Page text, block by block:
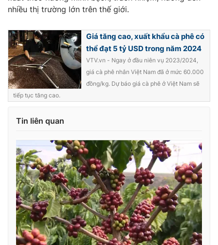
Ðiện thoại Thời báo VTV: 024.66 897 897
Liên hệ quảng cáo:024-7300.7108
® Cấm sao chép dưới mọi hình thức nếu không có sự chấp
thuận bằng văn bản. Ghi rõ nguồn VTV.vn khi phát hành lại
thông tin từ website này.
nhiều thị trường lớn trên thế giới.
Giá tăng cao, xuất khẩu cà phê có
thể đạt 5 tỷ USD trong năm 2024
VTV.vn - Ngay ở đầu niên vụ 2023/2024,
giá cà phê nhân Việt Nam đã ở mức 60.000
đồng/kg. Dự báo giá cà phê ở Việt Nam sẽ
tiếp tục tăng cao.
Tin liên quan